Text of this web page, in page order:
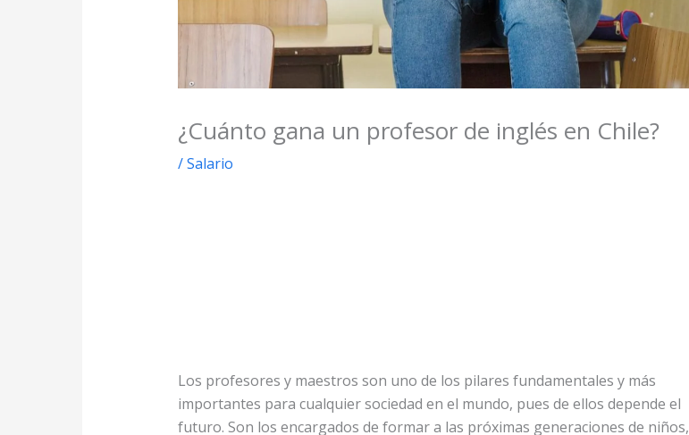
¿Cuánto gana un profesor de inglés en Chile?
/Salario
Los profesores y maestros son uno de los pilares fundamentales y más
importantes para cualquier sociedad en el mundo, pues de ellos depende el
futuro. Son los encargados de formar a las próximas generaciones de niños,